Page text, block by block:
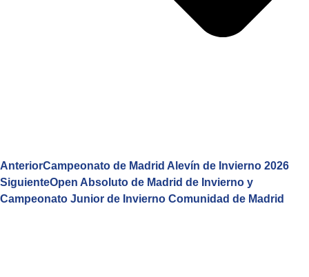
AnteriorCampeonato de Madrid Alevín de Invierno 2026
SiguienteOpen Absoluto de Madrid de Invierno y
Campeonato Junior de Invierno Comunidad de Madrid